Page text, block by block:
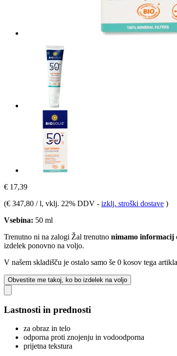
€ 17,39
(€ 347,80 / l, vklj. 22% DDV - izklj. stroški dostave )
Vsebina: 50 ml
Trenutno ni na zalogi Žal trenutno nimamo informacij
izdelek ponovno na voljo.
V našem skladišču je ostalo samo še 0 kosov tega
Obvestite me takoj, ko bo izdelek na voljo
Lastnosti in prednosti
za obraz in telo
odporna proti znojenju in vodoodporna
prijetna tekstura